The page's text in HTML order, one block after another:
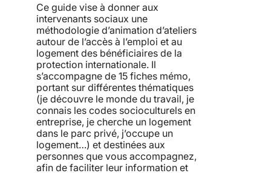
Ce guide vise à donner aux
intervenants sociaux une
méthodologie d’animation d’ateliers
autour de l’accès à l’emploi et au
logement des bénéficiaires de la
protection internationale. Il
s’accompagne de 15 fiches mémo,
portant sur différentes thématiques
(je découvre le monde du travail, je
connais les codes socioculturels en
entreprise, je cherche un logement
dans le parc privé, j’occupe un
logement…) et destinées aux
personnes que vous accompagnez,
afin de faciliter leur information et